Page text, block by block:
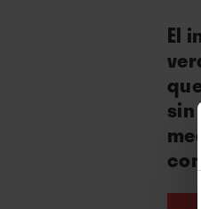
El
sin